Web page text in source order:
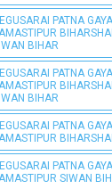
PATNA
BIHAR
PATNA
BIHAR
PATNA
PATNA
SIWAN